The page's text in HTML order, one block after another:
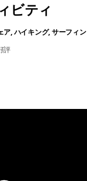
ビティ
ア, ハイキング, サーフィン
評